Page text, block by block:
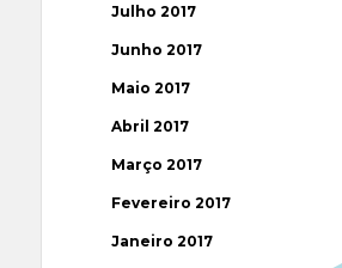
Julho 2017
Junho 2017
Maio 2017
Abril 2017
Março 2017
Fevereiro 2017
Janeiro 2017